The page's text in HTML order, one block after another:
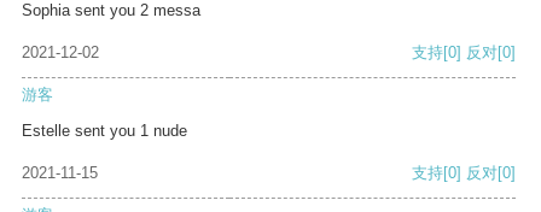
Sophia sent you 2 messa
2021-12-02 支持[0] 反对[0]
游客
Estelle sent you 1 nude
2021-11-15 支持[0] 反对[0]